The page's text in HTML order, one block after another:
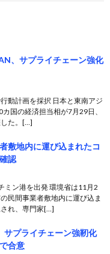
、サプライチェーン強化
動計画を採択 日本と東南アジ
国の経済担当相が7月29日、
した。[…]
敷地内に運び込まれたコ
認
ミン港を出発 環境省は11月2
民間事業者敷地内に運び込ま
れ、専門家[…]
サプライチェーン強靭化
合意